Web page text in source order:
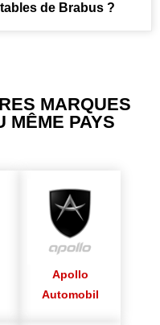
de Brabus ?
MARQUES
MÊME PAYS
Apollo
Automobil